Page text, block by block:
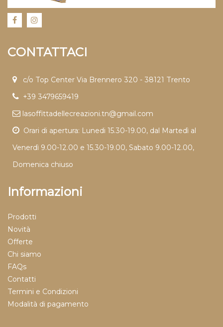
CONTATTACI
c/o Top Center Via Brennero 320 - 38121 Trento
+39 3479659419
lasoffittadellecreazioni.tn@gmail.com
Orari di apertura: Lunedi 15.30-19.00, dal Martedì al
Venerdì 9.00-12.00 e 15.30-19.00, Sabato 9.00-12.00,
Domenica chiuso
Informazioni
Prodotti
Novità
Offerte
Chi siamo
FAQs
Contatti
Termini e Condizioni
Modalità di pagamento